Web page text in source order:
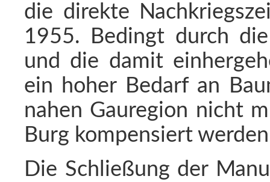
die direkte
1955. Bedingt durch
und die damit
ein hoher Bedarf an
nahen Gauregion nicht
Burg kompensiert
Die Schließung der